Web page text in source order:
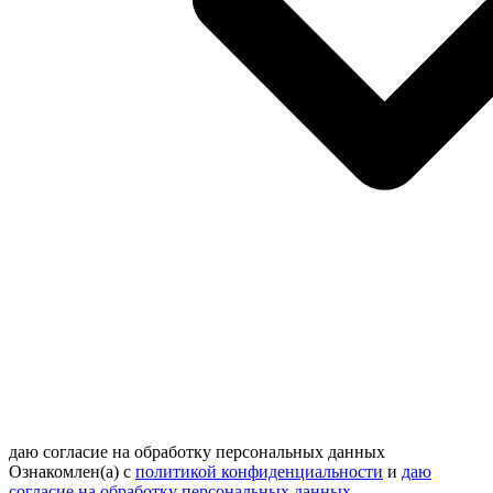
даю согласие на обработку персональных данных
Ознакомлен(а) с политикой конфиденциальности и даю